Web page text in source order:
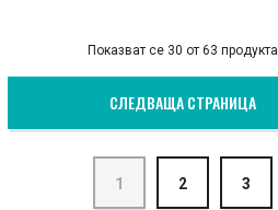
Показват се 30 от 63 продукта
СЛЕДВАЩА СТРАНИЦА
1 2 3